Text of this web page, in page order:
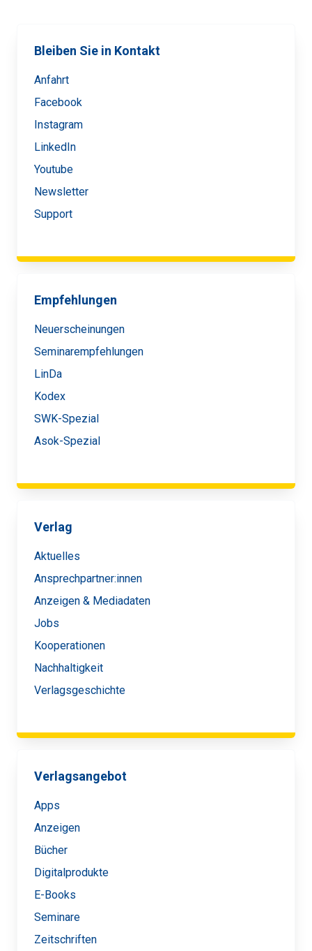
Bleiben Sie in Kontakt
Anfahrt
Facebook
Instagram
LinkedIn
Youtube
Newsletter
Support
Empfehlungen
Neuerscheinungen
Seminarempfehlungen
LinDa
Kodex
SWK-Spezial
Asok-Spezial
Verlag
Aktuelles
Ansprechpartner:innen
Anzeigen & Mediadaten
Jobs
Kooperationen
Nachhaltigkeit
Verlagsgeschichte
Verlagsangebot
Apps
Anzeigen
Bücher
Digitalprodukte
E-Books
Seminare
Zeitschriften